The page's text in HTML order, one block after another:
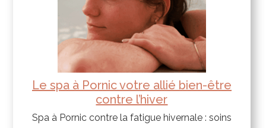
Le spa à Pornic votre allié bien-être
contre l’hiver
Spa à Pornic contre la fatigue hivernale : soins